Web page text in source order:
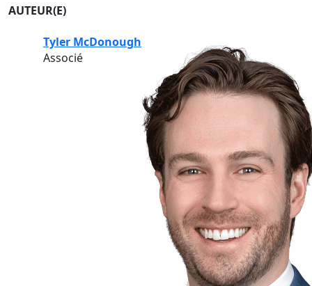
AUTEUR(E)
Tyler McDonough
Associé